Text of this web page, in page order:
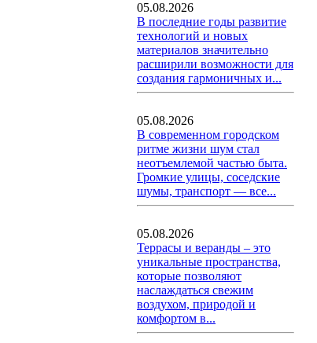
05.08.2026
В последние годы развитие
технологий и новых
материалов значительно
расширили возможности для
создания гармоничных и...
05.08.2026
В современном городском
ритме жизни шум стал
неотъемлемой частью быта.
Громкие улицы, соседские
шумы, транспорт — все...
05.08.2026
Террасы и веранды – это
уникальные пространства,
которые позволяют
наслаждаться свежим
воздухом, природой и
комфортом в...